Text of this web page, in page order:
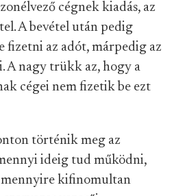
cégnek kiadás, az
A bevétel után pedig
fizetni az adót, márpedig az
A nagy trükk az, hogy a
cégei nem fizetik be ezt
történik meg az
ideig tud működni,
kifinomultan